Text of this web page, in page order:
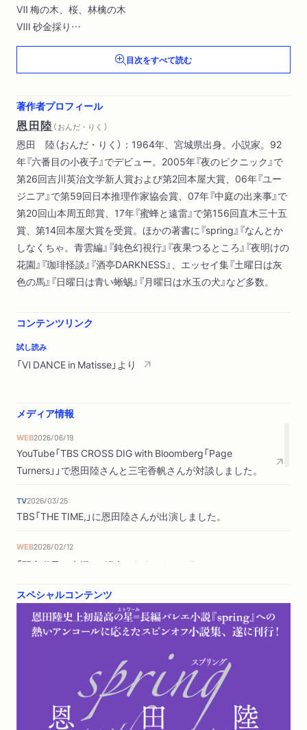
Ⅶ 梅の木、桜、林檎の木
Ⅷ 砂金採り
Ⅸ 石の花
XI 新芸術監督へのインタビュー
目次をすべて読む
著作者プロフィール
恩田陸 （ おんだ・りく ）
恩田 陸（おんだ・りく）：1964年、宮城県出身。小説家。92
年『六番目の小夜子』でデビュー。2005年『夜のピクニック』で
第26回吉川英治文学新人賞および第2回本屋大賞、06年『ユー
ジニア』で第59回日本推理作家協会賞、07年『中庭の出来事』で
第20回山本周五郎賞、17年『蜜蜂と遠雷』で第156回直木三十五
賞、第14回本屋大賞を受賞。ほかの著書に『spring』『なんとか
しなくちゃ。青雲編』『鈍色幻視行』『夜果つるところ』『夜明けの
花園』『珈琲怪談』『酒亭DARKNESS』、エッセイ集『土曜日は灰
色の馬』『日曜日は青い蜥蜴』『月曜日は水玉の犬』など多数。
コンテンツリンク
試し読み
「Ⅵ DANCE in Matisse」より
メディア情報
WEB2026/06/19
YouTube「TBS CROSS DIG with Bloomberg「Page
Turners」」で恩田陸さんと三宅香帆さんが対談しました。
TV2026/03/25
TBS「THE TIME,」に恩田陸さんが出演しました。
WEB2026/02/12
「間室道子の本棚」で紹介されました。
新聞2026/01/24
東京新聞に著者インタビューが掲載されました。「バレエ
の天才 さらに深く」
ダ・ヴィンチWebで紹介されました。（評者：立花ももさ
ん）「恩田陸の傑作長編バレエ小説『spring』、待望のスピン
オフ刊行！全12章で描かれる、最高の後日譚『spring
スペシャルコンテンツ